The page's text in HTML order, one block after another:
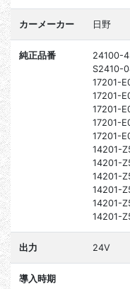
カーメーカー 日野
純正品番
24100-
S2410-
17201-
17201-
17201-
17201-
17201-
14201-
14201-
14201-
14201-
14201-
14201-
出力 24V
導入時期